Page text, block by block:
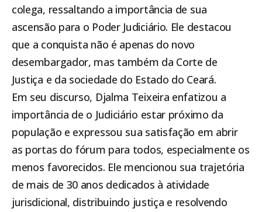
colega, ressaltando a importância de sua
ascensão para o Poder Judiciário. Ele destacou
que a conquista não é apenas do novo
desembargador, mas também da Corte de
Justiça e da sociedade do Estado do Ceará.
Em seu discurso, Djalma Teixeira enfatizou a
importância de o Judiciário estar próximo da
população e expressou sua satisfação em abrir
as portas do fórum para todos, especialmente os
menos favorecidos. Ele mencionou sua trajetória
de mais de 30 anos dedicados à atividade
jurisdicional, distribuindo justiça e resolvendo